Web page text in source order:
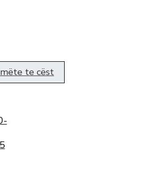
mëte te cëst